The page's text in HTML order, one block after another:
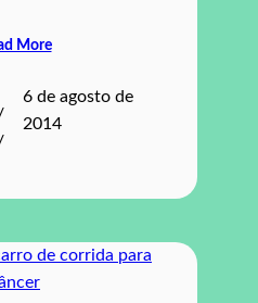
More
6 de agosto de
2014